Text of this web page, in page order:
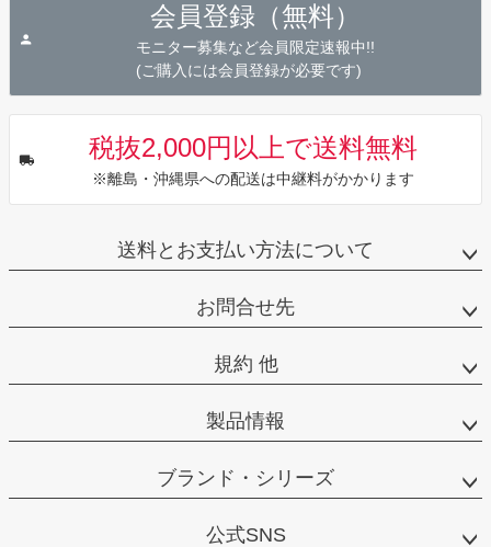
会員登録（無料）
モニター募集など会員限定速報中!!
(ご購入には会員登録が必要です)
税抜2,000円以上で送料無料
※離島・沖縄県への配送は中継料がかかります
送料とお支払い方法について
お問合せ先
規約 他
製品情報
ブランド・シリーズ
公式SNS